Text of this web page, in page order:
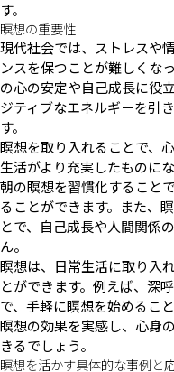
す。
瞑想の重要性
現代社会では、ストレスや
ンスを保つことが難しくな
の心の安定や自己成長に役
ジティブなエネルギーを引
す。
瞑想を取り入れることで、
生活がより充実したものに
朝の瞑想を習慣化すること
ることができます。また、
とで、自己成長や人間関係
ん。
瞑想は、日常生活に取り入
とができます。例えば、深
で、手軽に瞑想を始めるこ
瞑想の効果を実感し、心身
きるでしょう。
瞑想を活かす具体的な事例と